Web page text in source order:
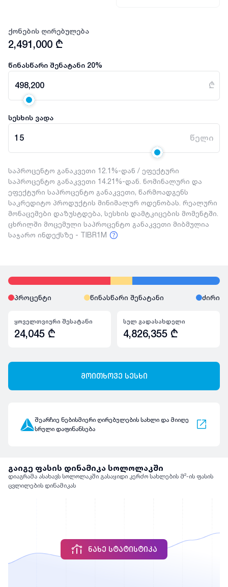
ქონების ღირებულება
2,491,000 ₾
წინასწარი შენატანი 20%
498,200 ₾
სესხის ვადა
15 წელი
საპროცენტო განაკვეთი 12.1%-დან / ეფექტური
საპროცენტო განაკვეთი 14.21%-დან. ნომინალური და
ეფექტური საპროცენტო განაკვეთი, წარმოადგენს
საკრედიტო პროდუქტის მინიმალურ ოდენობას. რეალური
მონაცემები დაზუსტდება, სესხის დამტკიცების მომენტში.
ცხრილში მოცემული საპროცენტო განაკვეთი მიბმულია
საჯარო ინდექსზე - TIBR1M
პროცენტი წინასწარი შენატანი ძირი
ყოველთვიური შესატანი
24,045 ₾
სულ გადასახდელი
4,826,355 ₾
მოითხოვე სესხი
შეარჩიე ნებისმიერი ღირებულების სახლი და მიიღე
სრული დაფინანსება
გაიგე ფასის დინამიკა სოლოლაკში
დიაგრამა ასახავს სოლოლაკში გასაყიდი კერძო სახლების მ²-ის ფასის
ცვლილების დინამიკას
ᲜᲐᲮᲔ ᲡᲢᲐᲢᲘᲡᲢᲘᲙᲐ